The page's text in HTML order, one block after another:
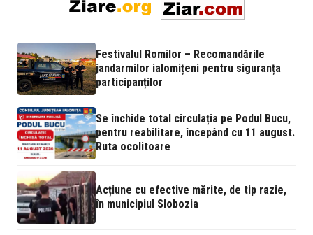
Festivalul Romilor – Recomandările
jandarmilor ialomițeni pentru siguranța
participanților
Se închide total circulația pe Podul Bucu,
pentru reabilitare, începând cu 11 august.
Ruta ocolitoare
Acțiune cu efective mărite, de tip razie,
în municipiul Slobozia